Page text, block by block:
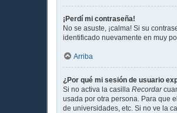
¡Perdí mi contraseña!
No se asuste, ¡calma! Si su
identificado nuevamente en muy
Arriba
¿Por qué mi sesión de usuario
Si no activa la casilla Recordar
usada por otra persona. Para que
de universidades, etc. Si no ve la